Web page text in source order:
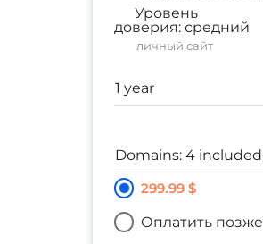
Уровень
доверия: средний
личный сайт
299.99 $
Оплатить позже